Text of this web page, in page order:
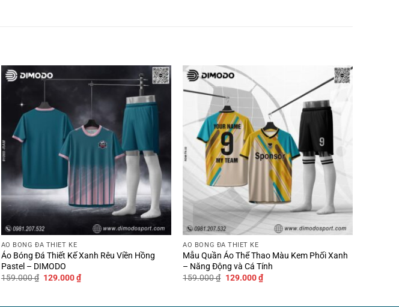
ÁO BÓNG ĐÁ THIẾT KẾ
Áo Bóng Đá Thiết Kế Xanh Rêu Viền Hồng
Pastel – DIMODO
159.000₫ Giá
129.000₫Giá
ÁO BÓNG ĐÁ THIẾT KẾ
Mẫu Quần Áo Thể Thao Màu Kem Phối Xanh
– Năng Động và Cá Tính
159.000₫ Giá
129.000₫Giá
hiện